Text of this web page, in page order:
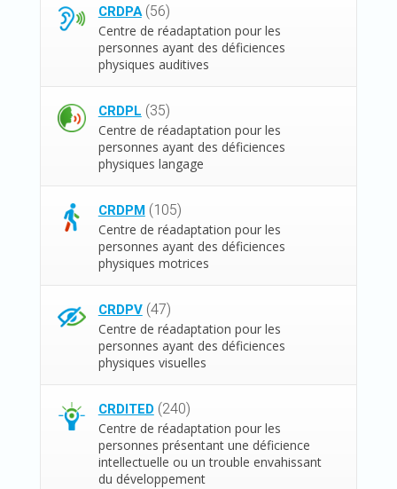
CRDPA (56)
Centre de réadaptation pour les
personnes ayant des déficiences
physiques auditives
CRDPL (35)
Centre de réadaptation pour les
personnes ayant des déficiences
physiques langage
CRDPM (105)
Centre de réadaptation pour les
personnes ayant des déficiences
physiques motrices
CRDPV (47)
Centre de réadaptation pour les
personnes ayant des déficiences
physiques visuelles
CRDITED (240)
Centre de réadaptation pour les
personnes présentant une déficience
intellectuelle ou un trouble envahissant
du développement